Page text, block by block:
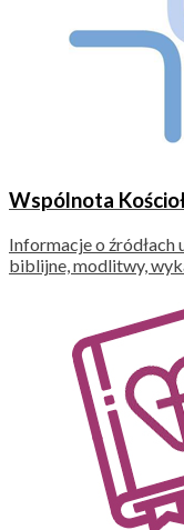
Wspólnota
Informacje o źródłach
biblijne, modlitwy,